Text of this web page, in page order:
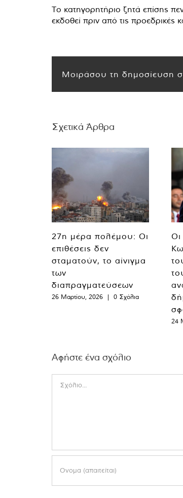
Το κατηγορητήριο ζητά επίσης
εκδοθεί πριν από τις προεδρικές
Μοιράσου τη δημοσίευση
Σχετικά Άρθρα
27η μέρα πολέμου: Οι
επιθέσεις δεν
σταματούν, το αίνιγμα
των
διαπραγματεύσεων
26 Μαρτίου, 2026 | 0 Σχόλια
24
Αφήστε ένα σχόλιο